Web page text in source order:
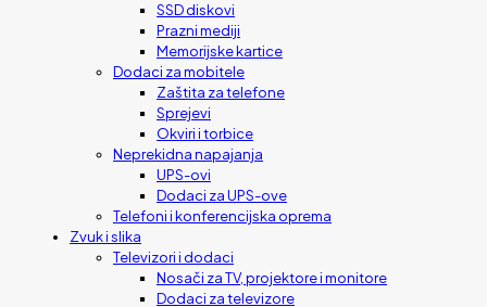
SSD diskovi
Prazni mediji
Memorijske kartice
Dodaci za mobitele
Zaštita za telefone
Sprejevi
Okviri i torbice
Neprekidna napajanja
UPS-ovi
Dodaci za UPS-ove
Telefoni i konferencijska oprema
Zvuk i slika
Televizori i dodaci
Nosači za TV, projektore i monitore
Dodaci za televizore